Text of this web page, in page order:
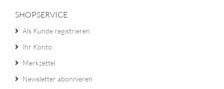
SHOPSERVICE
Als Kunde registrieren
Ihr Konto
Merkzettel
Newsletter abonnieren